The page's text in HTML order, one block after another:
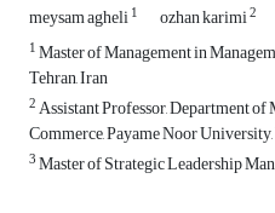
meysam agheli1 ozhan karimi2
1Master of Management in
Tehran, Iran
2Assistant Professor, Department of
Commerce, Payame Noor
3Master of Strategic Leadership